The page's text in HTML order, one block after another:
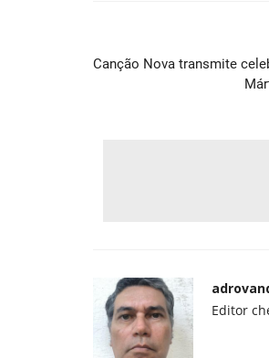
Canção Nova transmite
Editor
Geral